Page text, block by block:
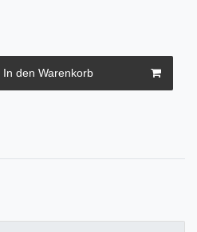
In den Warenkorb